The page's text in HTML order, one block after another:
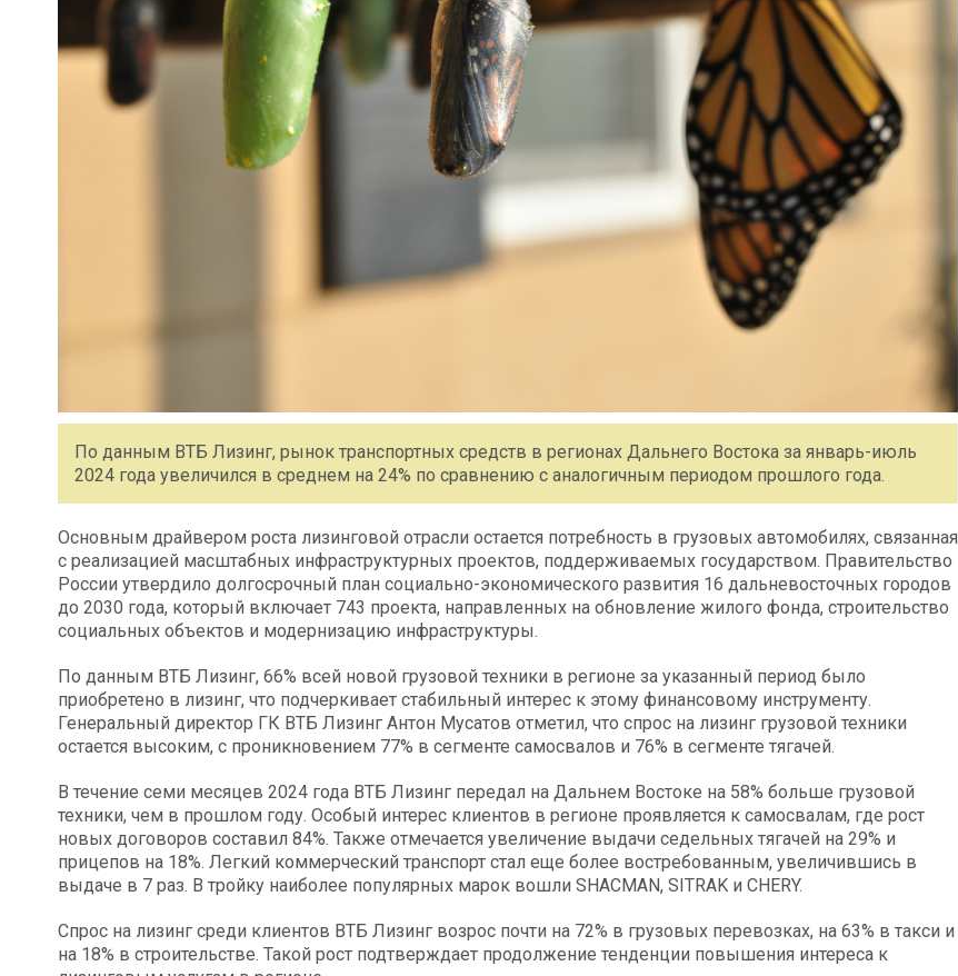
По данным ВТБ Лизинг, рынок транспортных средств в регионах Дальнего Востока за январь-июль
2024 года увеличился в среднем на 24% по сравнению с аналогичным периодом прошлого года.
Основным драйвером роста лизинговой отрасли остается потребность в грузовых автомобилях, связанная
с реализацией масштабных инфраструктурных проектов, поддерживаемых государством. Правительство
России утвердило долгосрочный план социально-экономического развития 16 дальневосточных городов
до 2030 года, который включает 743 проекта, направленных на обновление жилого фонда, строительство
социальных объектов и модернизацию инфраструктуры.
По данным ВТБ Лизинг, 66% всей новой грузовой техники в регионе за указанный период было
приобретено в лизинг, что подчеркивает стабильный интерес к этому финансовому инструменту.
Генеральный директор ГК ВТБ Лизинг Антон Мусатов отметил, что спрос на лизинг грузовой техники
остается высоким, с проникновением 77% в сегменте самосвалов и 76% в сегменте тягачей.
В течение семи месяцев 2024 года ВТБ Лизинг передал на Дальнем Востоке на 58% больше грузовой
техники, чем в прошлом году. Особый интерес клиентов в регионе проявляется к самосвалам, где рост
новых договоров составил 84%. Также отмечается увеличение выдачи седельных тягачей на 29% и
прицепов на 18%. Легкий коммерческий транспорт стал еще более востребованным, увеличившись в
выдаче в 7 раз. В тройку наиболее популярных марок вошли SHACMAN, SITRAK и CHERY.
Спрос на лизинг среди клиентов ВТБ Лизинг возрос почти на 72% в грузовых перевозках, на 63% в такси и
на 18% в строительстве. Такой рост подтверждает продолжение тенденции повышения интереса к